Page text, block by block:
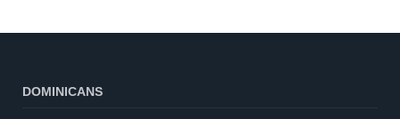
DOMINICANS